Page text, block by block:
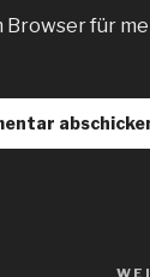
Browser für